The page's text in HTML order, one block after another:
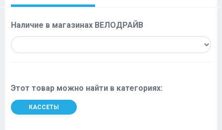
Наличие в магазинах ВЕЛОДРАЙВ
Этот товар можно найти в категориях:
КАССЕТЫ